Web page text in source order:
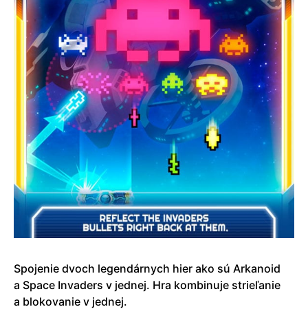
Spojenie dvoch legendárnych hier ako sú Arkanoid
a Space Invaders v jednej. Hra kombinuje strieľanie
a blokovanie v jednej.